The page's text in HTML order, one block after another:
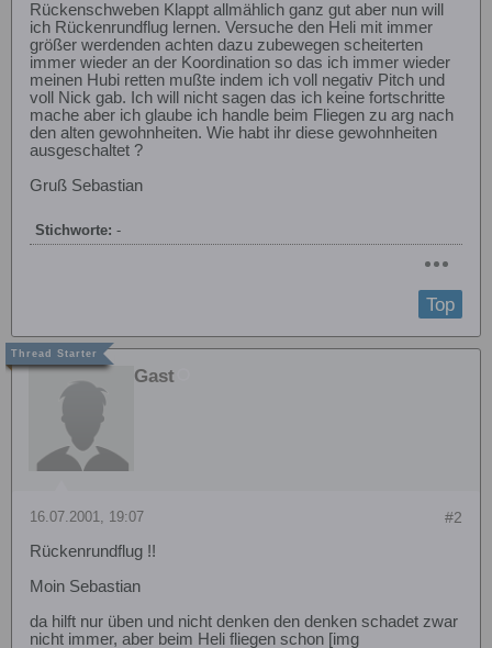
Rückenschweben Klappt allmählich ganz gut aber nun will
ich Rückenrundflug lernen. Versuche den Heli mit immer
größer werdenden achten dazu zubewegen scheiterten
immer wieder an der Koordination so das ich immer wieder
meinen Hubi retten mußte indem ich voll negativ Pitch und
voll Nick gab. Ich will nicht sagen das ich keine fortschritte
mache aber ich glaube ich handle beim Fliegen zu arg nach
den alten gewohnheiten. Wie habt ihr diese gewohnheiten
ausgeschaltet ?
Gruß Sebastian
Stichworte: -
Top
Gast
#2
16.07.2001, 19:07
Rückenrundflug !!
Moin Sebastian
da hilft nur üben und nicht denken den denken schadet zwar
nicht immer, aber beim Heli fliegen schon [img